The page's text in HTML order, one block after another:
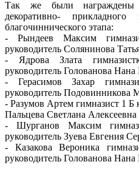
Так же были награждены
декоративно-
благочиннического этапа:
- Рындеев Максим
руководитель Солянинова
- Ядрова Злата
руководитель Голованова Нана
- Герасимов Захар
руководитель Подовинникова
- Разумов Артем гимназист 1 Б
Пальцева Светлана Алексеевна
- Шурганов Максим
руководитель Зуева Евгения
- Казакова Вероника
руководитель Голованова Нана